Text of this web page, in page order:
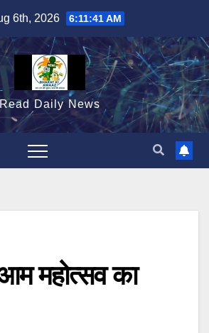
6th, 2026 6:11:42 AM
Read Daily News
महोत्सव का